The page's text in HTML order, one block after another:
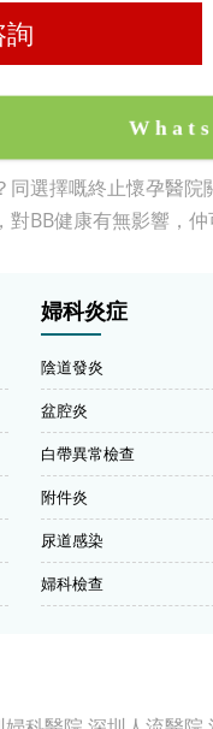
同選擇嘅終止懷孕醫院
對BB健康有無影響，
婦科炎症
陰道發炎
盆腔炎
白帶異常檢查
附件炎
尿道感染
婦科檢查